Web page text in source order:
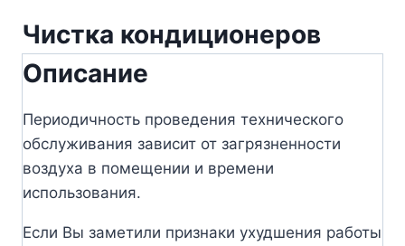
Чистка кондиционеров
Описание
Периодичность проведения технического
обслуживания зависит от загрязненности
воздуха в помещении и времени
использования.
Если Вы заметили признаки ухудшения работы